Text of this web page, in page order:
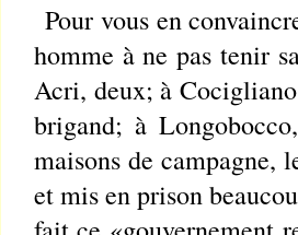
Pour vous en
homme à ne pas tenir
Acri, deux; à
brigand; à
maisons de campagne,
et mis en prison